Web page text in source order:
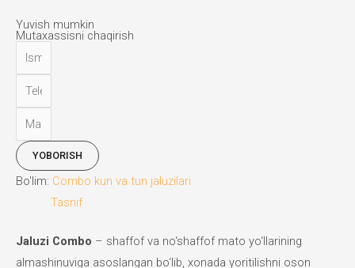
Yuvish mumkin
Mutaxassisni chaqirish
YOBORISH
Bo'lim: Combo kun va tun jaluzilari
Tasnif
Jaluzi Combo – shaffof va no‘shaffof mato yo‘llarining
almashinuviga asoslangan bo‘lib, xonada yoritilishni oson